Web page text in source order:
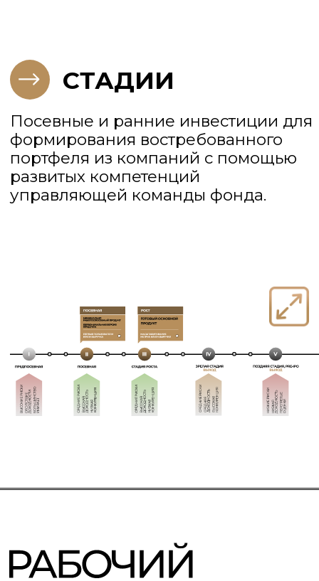
созидательное разрушение
нуждающихся в изменениях
секторах и сегментах, меняющее
способствующее технологическому
прогрессу с максимальным
экономическим эффектом
воздействия на максимальное
количество людей. Именно такие
предприниматели и компании не
только меняют мир в лучшую